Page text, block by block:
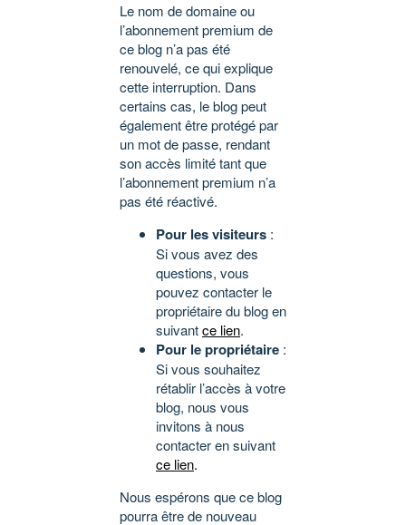
Le nom de domaine ou
l’abonnement premium de
ce blog n’a pas été
renouvelé, ce qui explique
cette interruption. Dans
certains cas, le blog peut
également être protégé par
un mot de passe, rendant
son accès limité tant que
l’abonnement premium n’a
pas été réactivé.
Pour les visiteurs :
Si vous avez des
questions, vous
pouvez contacter le
propriétaire du blog en
suivantce lien.
Pour le propriétaire :
Si vous souhaitez
rétablir l’accès à votre
blog, nous vous
invitons à nous
contacter en suivant
ce lien.
Nous espérons que ce blog
pourra être de nouveau